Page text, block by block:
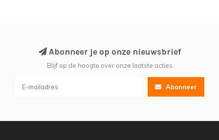
Abonneer je op onze nieuwsbrief
Blijf op de hoogte over onze laatste acties
Abonneer